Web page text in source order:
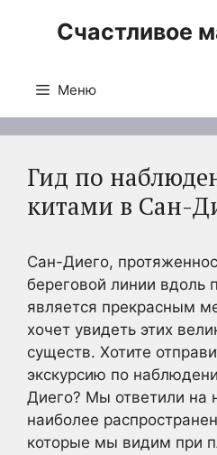
Счастливое
Меню
Гид по
китами в Сан-
Сан-Диего,
береговой линии вдоль
является прекрасным
хочет увидеть этих
существ. Хотите
экскурсию по
Диего? Мы ответили на
наиболее
которые мы видим при